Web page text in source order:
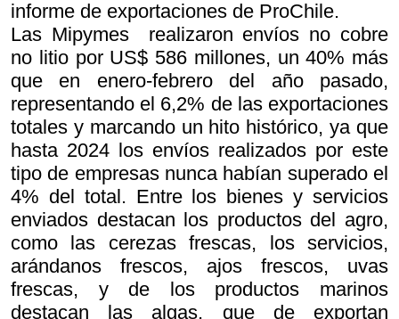
informe de exportaciones de ProChile.
Las Mipymes realizaron envíos no cobre
no litio por US$ 586 millones, un 40% más
que en enero-febrero del año pasado,
representando el 6,2% de las exportaciones
totales y marcando un hito histórico, ya que
hasta 2024 los envíos realizados por este
tipo de empresas nunca habían superado el
4% del total. Entre los bienes y servicios
enviados destacan los productos del agro,
como las cerezas frescas, los servicios,
arándanos frescos, ajos frescos, uvas
frescas, y de los productos marinos
destacan las algas, que de exportan